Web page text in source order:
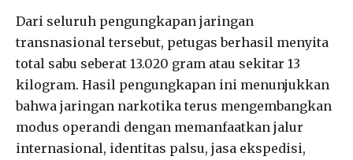
Dari seluruh pengungkapan jaringan
transnasional tersebut, petugas berhasil menyita
total sabu seberat 13.020 gram atau sekitar 13
kilogram. Hasil pengungkapan ini menunjukkan
bahwa jaringan narkotika terus mengembangkan
modus operandi dengan memanfaatkan jalur
internasional, identitas palsu, jasa ekspedisi,